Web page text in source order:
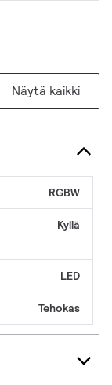
Näytä kaikki
RGBW
Kyllä
LED
Tehokas